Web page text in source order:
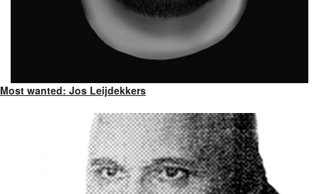
Most wanted: Jos Leijdekkers